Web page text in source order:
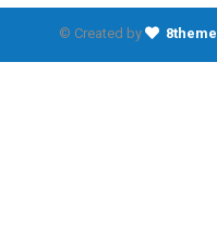
© Created by 8theme